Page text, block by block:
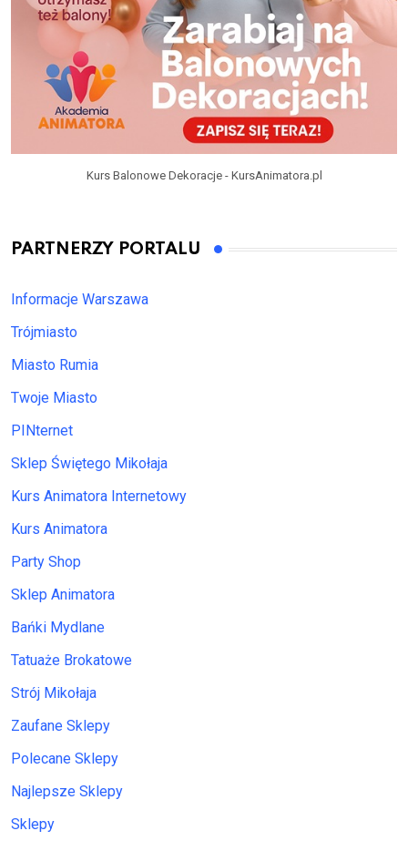
Kurs Balonowe Dekoracje - KursAnimatora.pl
PARTNERZY PORTALU
Informacje Warszawa
Trójmiasto
Miasto Rumia
Twoje Miasto
PINternet
Sklep Świętego Mikołaja
Kurs Animatora Internetowy
Kurs Animatora
Party Shop
Sklep Animatora
Bańki Mydlane
Tatuaże Brokatowe
Strój Mikołaja
Zaufane Sklepy
Polecane Sklepy
Najlepsze Sklepy
Sklepy